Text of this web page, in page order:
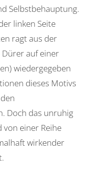
Selbstbehauptung.
linken Seite
ragt aus der
Dürer auf einer
wiedergegeben
dieses Motivs
Doch das unruhig
einer Reihe
wirkender